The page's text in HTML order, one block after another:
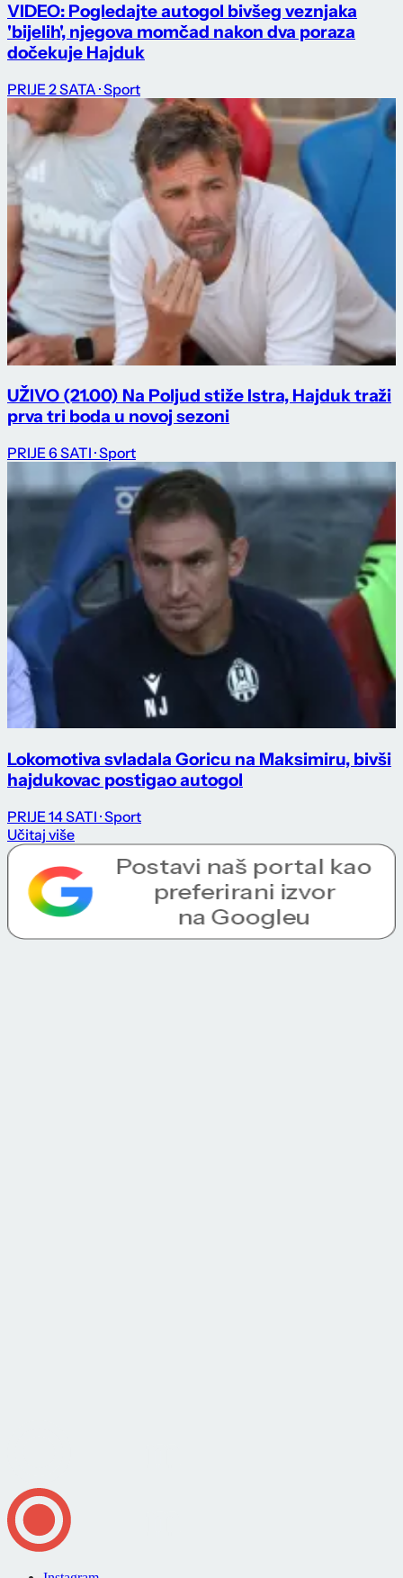
VIDEO: Pogledajte autogol bivšeg veznjaka
'bijelih', njegova momčad nakon dva poraza
dočekuje Hajduk
PRIJE 2 SATA · Sport
UŽIVO (21.00) Na Poljud stiže Istra, Hajduk traži
prva tri boda u novoj sezoni
PRIJE 6 SATI · Sport
Lokomotiva svladala Goricu na Maksimiru, bivši
hajdukovac postigao autogol
PRIJE 14 SATI · Sport
Učitaj više